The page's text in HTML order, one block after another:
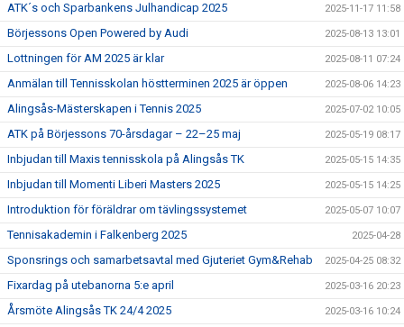
ATK´s och Sparbankens Julhandicap 2025 2025-11-17 11:58
Börjessons Open Powered by Audi 2025-08-13 13:01
Lottningen för AM 2025 är klar 2025-08-11 07:24
Anmälan till Tennisskolan höstterminen 2025 är öppen 2025-08-06 14:23
Alingsås-Mästerskapen i Tennis 2025 2025-07-02 10:05
ATK på Börjessons 70-årsdagar – 22–25 maj 2025-05-19 08:17
Inbjudan till Maxis tennisskola på Alingsås TK 2025-05-15 14:35
Inbjudan till Momenti Liberi Masters 2025 2025-05-15 14:25
Introduktion för föräldrar om tävlingssystemet 2025-05-07 10:07
Tennisakademin i Falkenberg 2025 2025-04-28
Sponsrings och samarbetsavtal med Gjuteriet Gym&Rehab 2025-04-25 08:32
Fixardag på utebanorna 5:e april 2025-03-16 20:23
Årsmöte Alingsås TK 24/4 2025 2025-03-16 10:24